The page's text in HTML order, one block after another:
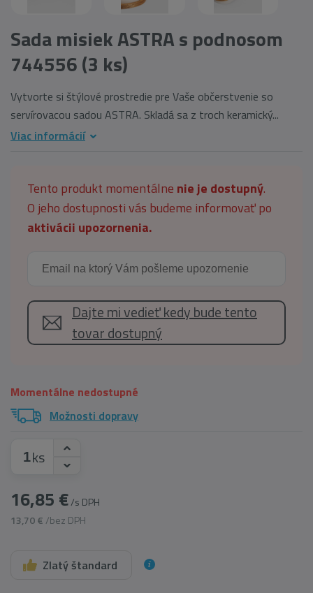
Sada misiek ASTRA s podnosom
744556 (3 ks)
Vytvorte si štýlové prostredie pre Vaše občerstvenie so
servírovacou sadou ASTRA. Skladá sa z troch keramický...
Viac informácií
Tento produkt momentálne nie je dostupný.
O jeho dostupnosti vás budeme informovať po
aktivácii upozornenia.
Dajte mi vedieť kedy bude tento
tovar dostupný
Momentálne nedostupné
Možnosti dopravy
ks
16,85 €/s DPH
13,70 € /bez DPH
Zlatý štandard